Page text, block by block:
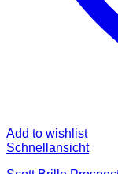
Add to wishlist
Schnellansicht